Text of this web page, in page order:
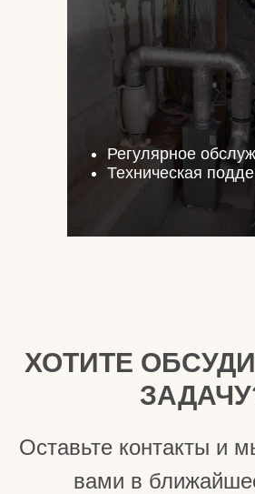
Регулярное
Техническая
ХОТИТЕ
Оставьте контакты и
вами в